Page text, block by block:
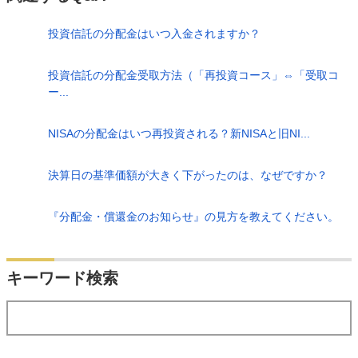
投資信託の分配金はいつ入金されますか？
投資信託の分配金受取方法（「再投資コース」⇔「受取コ
ー...
NISAの分配金はいつ再投資される？新NISAと旧NI...
決算日の基準価額が大きく下がったのは、なぜですか？
『分配金・償還金のお知らせ』の見方を教えてください。
キーワード検索